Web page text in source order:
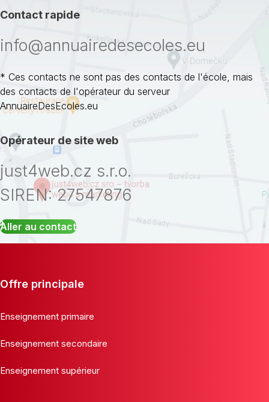
Contact rapide
info@annuairedesecoles.eu
* Ces contacts ne sont pas des contacts de l'école, mais
des contacts de l'opérateur du serveur
AnnuaireDesEcoles.eu
Opérateur de site web
just4web.cz s.r.o.
SIREN: 27547876
Aller au contact
Offre principale
Enseignement primaire
Enseignement secondaire
Enseignement supérieur